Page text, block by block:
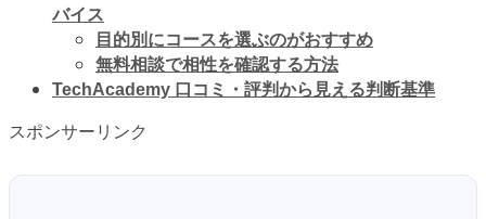
バイス
目的別にコースを選ぶのがおすすめ
無料相談で相性を確認する方法
TechAcademy 口コミ・評判から見える判断基準
スポンサーリンク